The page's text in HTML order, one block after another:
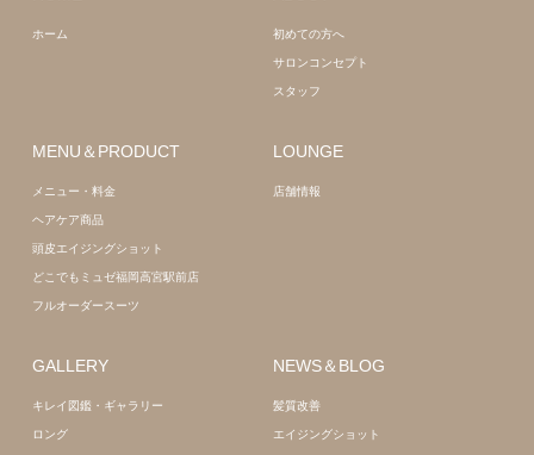
ホーム 初めての方へ
サロンコンセプト
スタッフ
MENU＆PRODUCT
メニュー・料金
ヘアケア商品
頭皮エイジングショット
どこでもミュゼ福岡高宮駅前店
フルオーダースーツ
LOUNGE
店舗情報
GALLERY
キレイ図鑑・ギャラリー
ロング
NEWS＆BLOG
髪質改善
エイジングショット